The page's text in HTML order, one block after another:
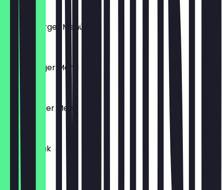
10,90 €
Cheeseburger Menü
10,90 €
Tushe Burger Menü
11,90 €
Chico Burger Menü
11,90 €
Puten Steak
6,50 €